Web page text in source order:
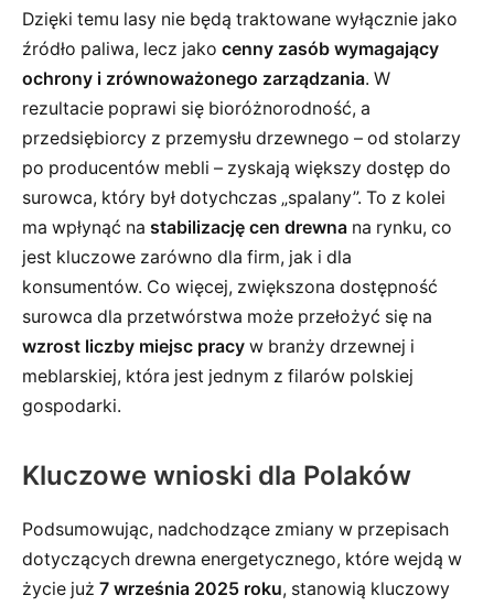
Dzięki temu lasy nie będą traktowane wyłącznie jako
źródło paliwa, lecz jako cenny zasób wymagający
ochrony i zrównoważonego zarządzania. W
rezultacie poprawi się bioróżnorodność, a
przedsiębiorcy z przemysłu drzewnego – od stolarzy
po producentów mebli – zyskają większy dostęp do
surowca, który był dotychczas „spalany”. To z kolei
ma wpłynąć na stabilizację cen drewna na rynku, co
jest kluczowe zarówno dla firm, jak i dla
konsumentów. Co więcej, zwiększona dostępność
surowca dla przetwórstwa może przełożyć się na
wzrost liczby miejsc pracy w branży drzewnej i
meblarskiej, która jest jednym z filarów polskiej
gospodarki.
Kluczowe wnioski dla Polaków
Podsumowując, nadchodzące zmiany w przepisach
dotyczących drewna energetycznego, które wejdą w
życie już 7 września 2025 roku, stanowią kluczowy